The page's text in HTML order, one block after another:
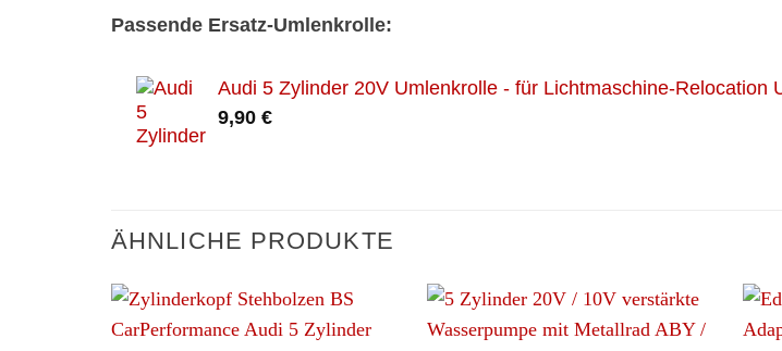
Passende Ersatz-Umlenkrolle:
Audi 5 Zylinder 20V Umlenkrolle - für Lichtmaschine-Relocation
9,90 €
ÄHNLICHE PRODUKTE